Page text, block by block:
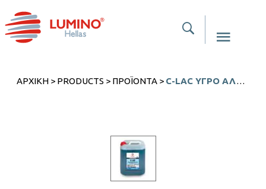
ΑΡΧΙΚΉ> PRODUCTS > ΠΡΟΪΌΝΤΑ> C-LAC ΥΓΡΌ ΑΛΆΤΩΝ ΜΠΆΝΙΟΥ